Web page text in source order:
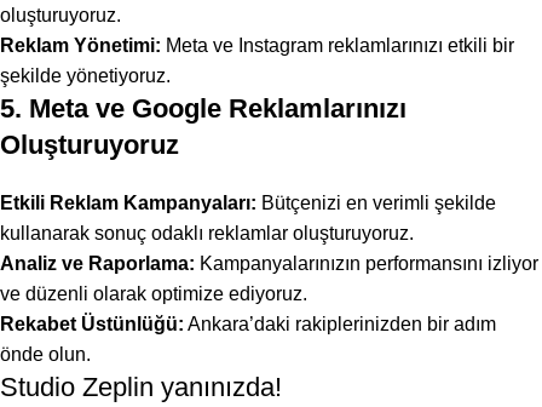
oluşturuyoruz.
Reklam Yönetimi: Meta ve Instagram reklamlarınızı etkili bir
şekilde yönetiyoruz.
5. Meta ve Google Reklamlarınızı
Oluşturuyoruz
Etkili Reklam Kampanyaları: Bütçenizi en verimli şekilde
kullanarak sonuç odaklı reklamlar oluşturuyoruz.
Analiz ve Raporlama: Kampanyalarınızın performansını izliyor
ve düzenli olarak optimize ediyoruz.
Rekabet Üstünlüğü: Ankara’daki rakiplerinizden bir adım
önde olun.
Studio Zeplin yanınızda!